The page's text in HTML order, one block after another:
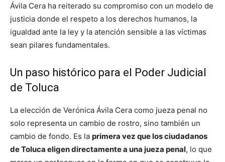
Ávila Cera ha reiterado su compromiso con un modelo de
justicia donde el respeto a los derechos humanos, la
igualdad ante la ley y la atención sensible a las víctimas
sean pilares fundamentales.
Un paso histórico para el Poder Judicial
de Toluca
La elección de Verónica Ávila Cera como jueza penal no
solo representa un cambio de rostro, sino también un
cambio de fondo. Es la primera vez que los ciudadanos
de Toluca eligen directamente a una jueza penal, lo que